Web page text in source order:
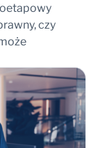
czy